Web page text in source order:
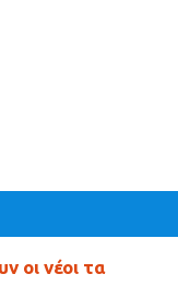
οι νέοι τα